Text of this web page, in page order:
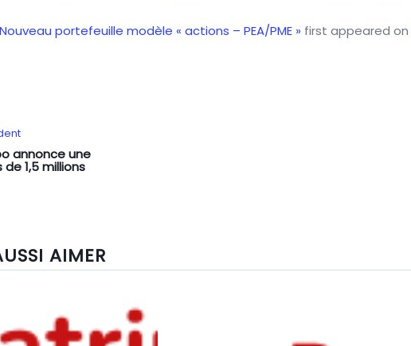
portefeuille modèle « actions – PEA/PME » first appeared on
annonce une
1,5 millions
AIMER